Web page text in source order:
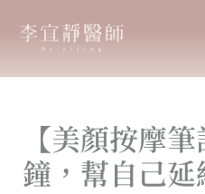
要
【美顏按摩
鐘，幫自己延